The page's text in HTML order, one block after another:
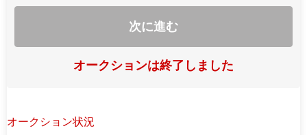
次に進む
オークションは終了しました
オークション状況